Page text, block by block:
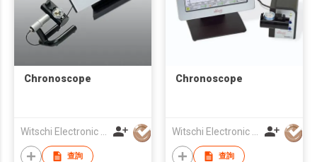
Chronoscope
Witschi Electronic Asia Ltd
查詢
Chronoscope
Witschi Electronic Asia Ltd
查詢